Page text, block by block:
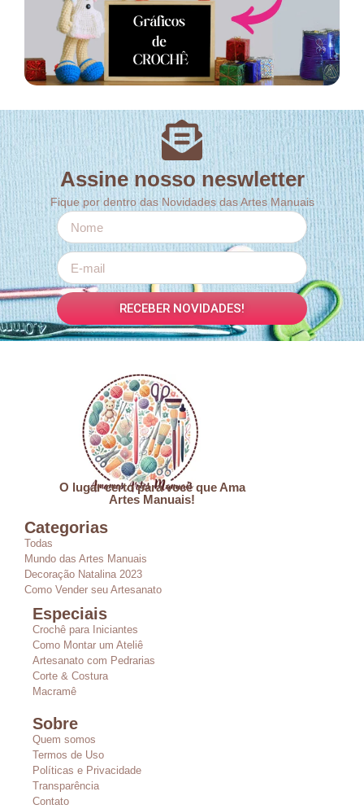
Assine nosso neswletter
Fique por dentro das Novidades das Artes Manuais
RECEBER NOVIDADES!
O lugar certo para você que Ama
Artes Manuais!
Categorias
Todas
Mundo das Artes Manuais
Decoração Natalina 2023
Como Vender seu Artesanato
Especiais
Crochê para Iniciantes
Como Montar um Ateliê
Artesanato com Pedrarias
Corte & Costura
Macramê
Sobre
Quem somos
Termos de Uso
Políticas e Privacidade
Transparência
Contato